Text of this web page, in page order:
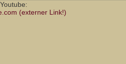
(externer Link!)